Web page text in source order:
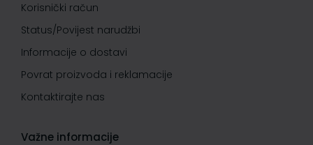
Korisnički račun
Status/Povijest narudžbi
Informacije o dostavi
Povrat proizvoda i reklamacije
Kontaktirajte nas
Važne informacije